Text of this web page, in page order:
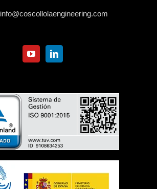
info@coscollolaengineering.com